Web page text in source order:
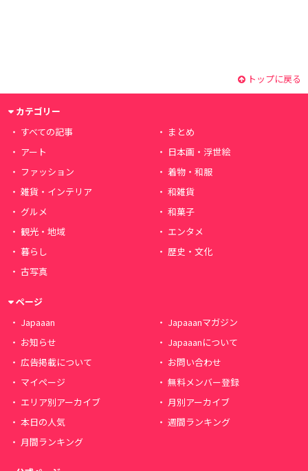
トップに戻る
カテゴリー
すべての記事
まとめ
アート
日本画・浮世絵
ファッション
着物・和服
雑貨・インテリア
和雑貨
グルメ
和菓子
観光・地域
エンタメ
暮らし
歴史・文化
古写真
ページ
Japaaan
Japaaanマガジン
お知らせ
Japaaanについて
広告掲載について
お問い合わせ
マイページ
無料メンバー登録
エリア別アーカイブ
月別アーカイブ
本日の人気
週間ランキング
月間ランキング